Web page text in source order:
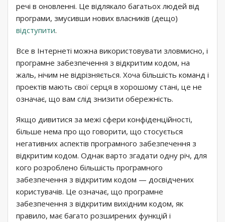
речі в оновленні. Це відлякало багатьох людей від
програми, змусивши нових власників (дещо)
відступити.
Все в Інтернеті можна використовувати зловмисно, і
програмне забезпечення з відкритим кодом, на
жаль, нічим не відрізняється. Хоча більшість команд і
проектів мають свої серця в хорошому стані, це не
означає, що вам слід знизити обережність.
Якщо дивитися за межі сфери конфіденційності,
більше нема про що говорити, що стосується
негативних аспектів програмного забезпечення з
відкритим кодом. Однак варто згадати одну річ, для
кого розроблено більшість програмного
забезпечення з відкритим кодом — досвідчених
користувачів. Це означає, що програмне
забезпечення з відкритим вихідним кодом, як
правило, має багато розширених функцій і